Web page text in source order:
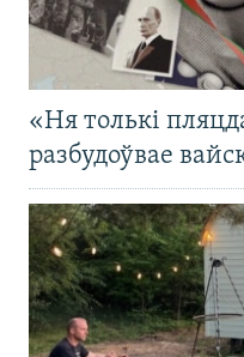
«Ня толькі
разбудоўвае